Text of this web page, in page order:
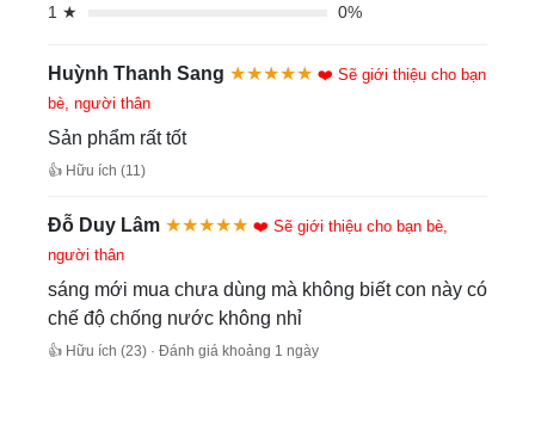
1 ★
0%
Huỳnh Thanh Sang ★★★★★ ❤️ Sẽ giới thiệu cho bạn
bè, người thân
Sản phẩm rất tốt
👍 Hữu ích (11)
Đỗ Duy Lâm ★★★★★ ❤️ Sẽ giới thiệu cho bạn bè,
người thân
sáng mới mua chưa dùng mà không biết con này có
chế độ chống nước không nhỉ
👍 Hữu ích (23) · Đánh giá khoảng 1 ngày